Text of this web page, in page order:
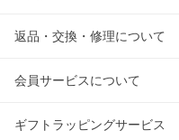
返品・交換・修理について
会員サービスについて
ギフトラッピングサービス